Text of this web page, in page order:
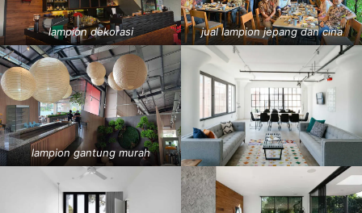
lampion dekorasi jual lampion jepang dan cina
lampion gantung murah